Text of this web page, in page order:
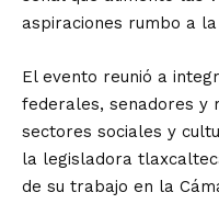
aspiraciones rumbo a
El evento reunió a
federales, senadores y
sectores sociales y
la legisladora
de su trabajo en la